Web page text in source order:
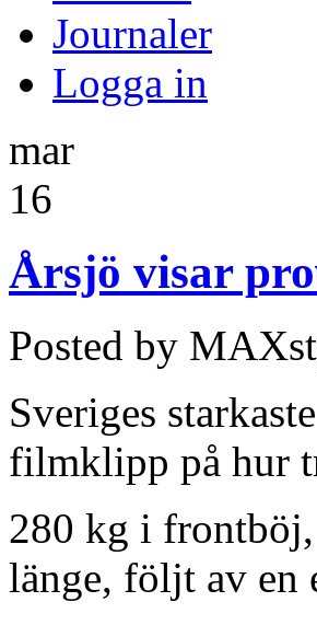
Journaler
Logga in
mar
16
Årsjö visar
Posted by
Sveriges
filmklipp på hur
280 kg i
länge, följt av en